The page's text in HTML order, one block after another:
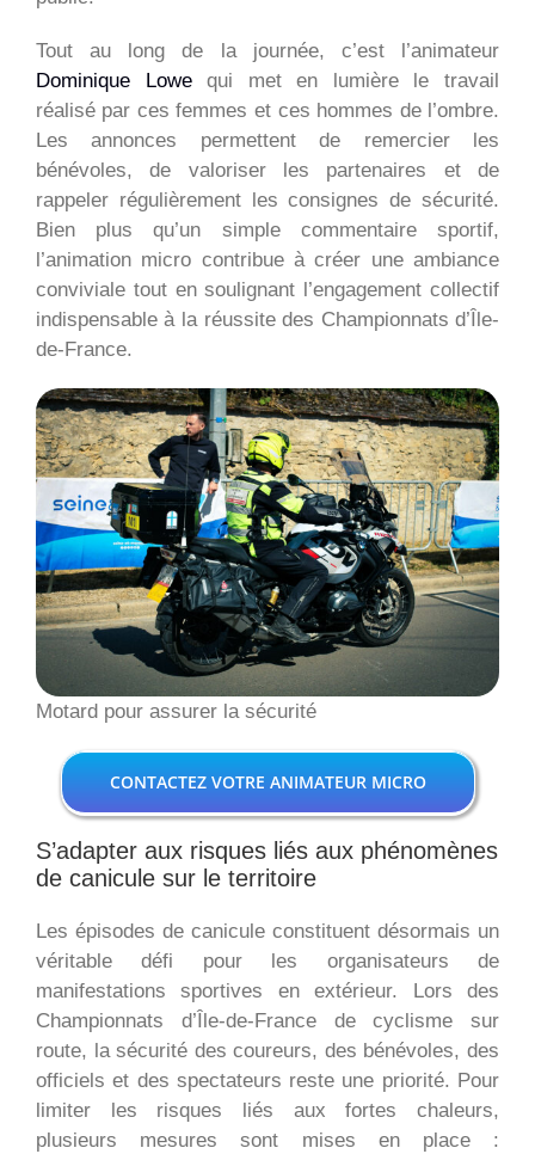
Tout au long de la journée, c’est l’animateur
Dominique Lowequi met en lumière le travail
réalisé par ces femmes et ces hommes de l’ombre.
Les annonces permettent de remercier les
bénévoles, de valoriser les partenaires et de
rappeler régulièrement les consignes de sécurité.
Bien plus qu’un simple commentaire sportif,
l’animation micro contribue à créer une ambiance
conviviale tout en soulignant l’engagement collectif
indispensable à la réussite des Championnats d’Île-
de-France.
Motard pour assurer la sécurité
CONTACTEZ VOTRE ANIMATEUR MICRO
S’adapter aux risques liés aux phénomènes
de canicule sur le territoire
Les épisodes de canicule constituent désormais un
véritable défi pour les organisateurs de
manifestations sportives en extérieur. Lors des
Championnats d’Île-de-France de cyclisme sur
route, la sécurité des coureurs, des bénévoles, des
officiels et des spectateurs reste une priorité. Pour
limiter les risques liés aux fortes chaleurs,
plusieurs mesures sont mises en place :